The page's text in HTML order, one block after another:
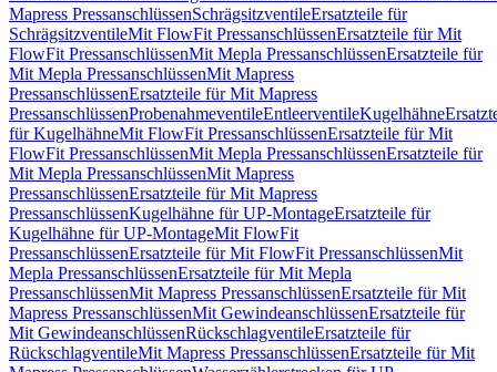
Mapress PressanschlüssenSchrägsitzventileErsatzteile für
SchrägsitzventileMit FlowFit PressanschlüssenErsatzteile für Mit
FlowFit PressanschlüssenMit Mepla PressanschlüssenErsatzteile für
Mit Mepla PressanschlüssenMit Mapress
PressanschlüssenErsatzteile für Mit Mapress
PressanschlüssenProbenahmeventileEntleerventileKugelhähne
für KugelhähneMit FlowFit PressanschlüssenErsatzteile für Mit
FlowFit PressanschlüssenMit Mepla PressanschlüssenErsatzteile für
Mit Mepla PressanschlüssenMit Mapress
PressanschlüssenErsatzteile für Mit Mapress
PressanschlüssenKugelhähne für UP-MontageErsatzteile für
Kugelhähne für UP-MontageMit FlowFit
PressanschlüssenErsatzteile für Mit FlowFit PressanschlüssenMit
Mepla PressanschlüssenErsatzteile für Mit Mepla
PressanschlüssenMit Mapress PressanschlüssenErsatzteile für Mit
Mapress PressanschlüssenMit GewindeanschlüssenErsatzteile für
Mit GewindeanschlüssenRückschlagventileErsatzteile für
RückschlagventileMit Mapress PressanschlüssenErsatzteile für Mit